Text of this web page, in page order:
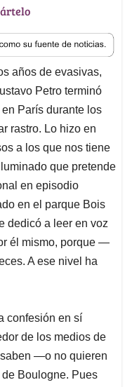
años de evasivas,
Petro terminó
París durante los
rastro. Lo hizo en
a los que nos tiene
que pretende
en episodio
en el parque Bois
dedicó a leer en voz
él mismo, porque —
A ese nivel ha
confesión en sí
de los medios de
—o no quieren
Boulogne. Pues